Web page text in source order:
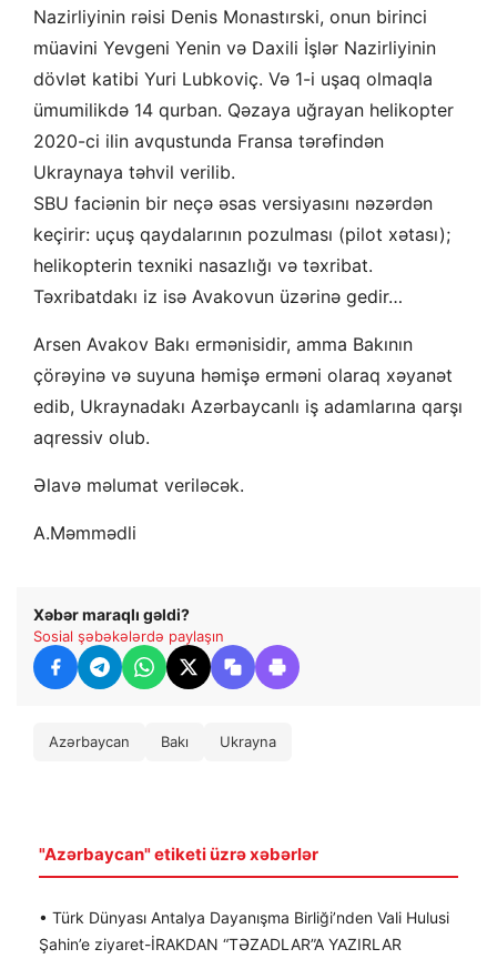
Nazirliyinin rəisi Denis Monastırski, onun birinci
müavini Yevgeni Yenin və Daxili İşlər Nazirliyinin
dövlət katibi Yuri Lubkoviç. Və 1-i uşaq olmaqla
ümumilikdə 14 qurban. Qəzaya uğrayan helikopter
2020-ci ilin avqustunda Fransa tərəfindən
Ukraynaya təhvil verilib.
SBU faciənin bir neçə əsas versiyasını nəzərdən
keçirir: uçuş qaydalarının pozulması (pilot xətası);
helikopterin texniki nasazlığı və təxribat.
Təxribatdakı iz isə Avakovun üzərinə gedir…
Arsen Avakov Bakı ermənisidir, amma Bakının
çörəyinə və suyuna həmişə erməni olaraq xəyanət
edib, Ukraynadakı Azərbaycanlı iş adamlarına qarşı
aqressiv olub.
Əlavə məlumat veriləcək.
A.Məmmədli
Xəbər maraqlı gəldi?
Sosial şəbəkələrdə paylaşın
Azərbaycan Bakı Ukrayna
"Azərbaycan" etiketi üzrə xəbərlər
• Türk Dünyası Antalya Dayanışma Birliği’nden Vali Hulusi
Şahin’e ziyaret-İRAKDAN “TƏZADLAR”A YAZIRLAR